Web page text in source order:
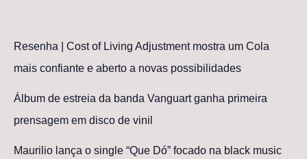
Resenha | Cost of Living Adjustment mostra um Cola
mais confiante e aberto a novas possibilidades
Álbum de estreia da banda Vanguart ganha primeira
prensagem em disco de vinil
Maurilio lança o single “Que Dó” focado na black music